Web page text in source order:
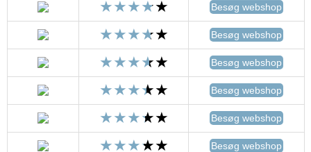
Besøg webshop
Besøg webshop
Besøg webshop
Besøg webshop
Besøg webshop
Besøg webshop